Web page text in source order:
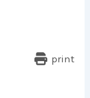
print